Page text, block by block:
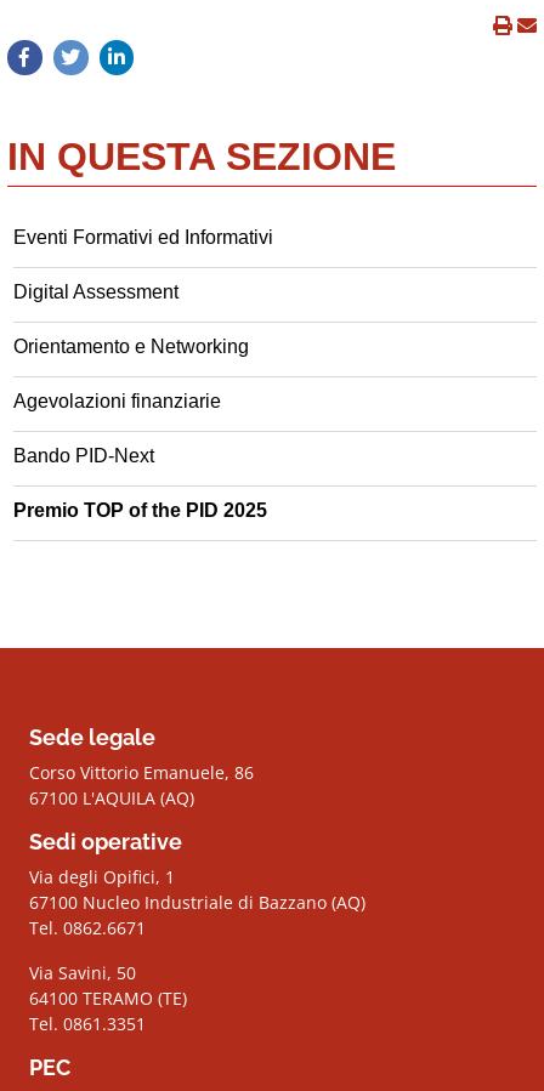
IN QUESTA SEZIONE
Eventi Formativi ed Informativi
Digital Assessment
Orientamento e Networking
Agevolazioni finanziarie
Bando PID-Next
Premio TOP of the PID 2025
Sede legale
Corso Vittorio Emanuele, 86
67100 L'AQUILA (AQ)
Sedi operative
Via degli Opifici, 1
67100 Nucleo Industriale di Bazzano (AQ)
Tel. 0862.6671
Via Savini, 50
64100 TERAMO (TE)
Tel. 0861.3351
PEC